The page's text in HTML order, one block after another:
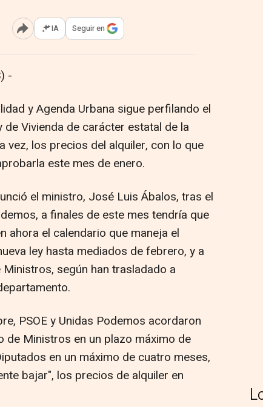
Abrir opciones para compartir
IA Seguir en
-
y Agenda Urbana sigue perfilando el
Vivienda de carácter estatal de la
vez, los precios del alquiler, con lo que
este mes de enero.
el ministro, José Luis Ábalos, tras el
a finales de este mes tendría que
ahora el calendario que maneja el
ley hasta mediados de febrero, y a
según han trasladado a
PSOE y Unidas Podemos acordaron
de Ministros en un plazo máximo de
en un máximo de cuatro meses,
bajar", los precios de alquiler en